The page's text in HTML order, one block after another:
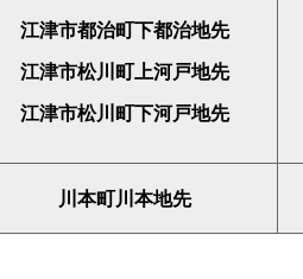
江津市都治町下都治地先
江津市松川町上河戸地先
江津市松川町下河戸地先
川本町川本地先